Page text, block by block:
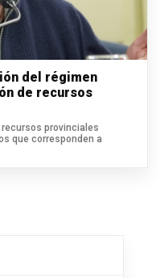
del régimen
de recursos
provinciales
que corresponden a